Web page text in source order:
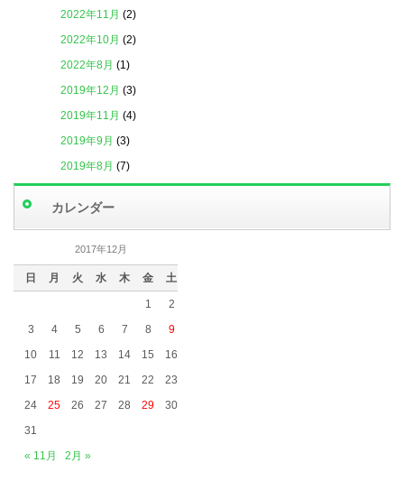
2022年11月 (2)
2022年10月 (2)
2022年8月 (1)
2019年12月 (3)
2019年11月 (4)
2019年9月 (3)
2019年8月 (7)
2019年6月
2019年5月
(5)
2019年4月(3)
2019年3月(5)
カレンダー
2017年12月
日 月 火 水 木 金 土
1
2
3
4 5 6 7 8
9
10
11 12 13 14 15
16
17
18 19 20 21 22
23
24
25 26 27 28 29
30
31
« 11月
2月 »